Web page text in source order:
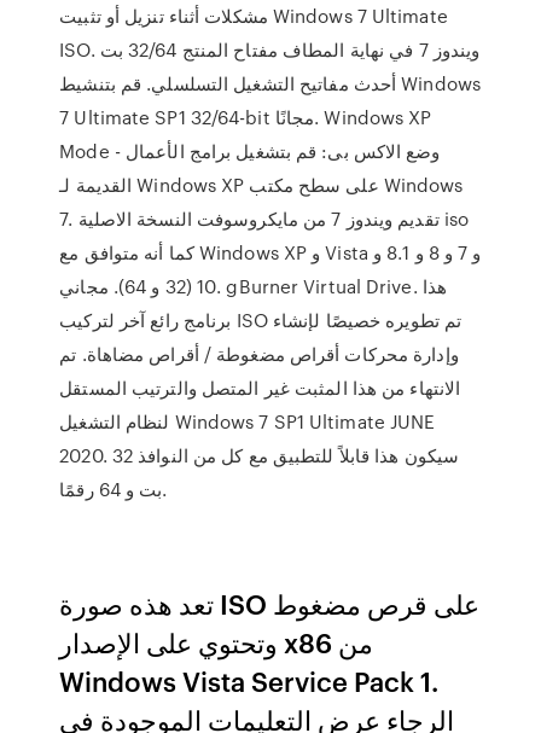
مشكلات أثناء تنزيل أو تثبيت Windows 7 Ultimate
ISO. ويندوز 7 في نهاية المطاف مفتاح المنتج 32/64 بت
أحدث مفاتيح التشغيل التسلسلي. قم بتنشيط Windows
7 Ultimate SP1 32/64-bit مجانًا. Windows XP
Mode - وضع الاكس بى: قم بتشغيل برامج الأعمال
القديمة لـ Windows XP على سطح مكتب Windows
7. تقديم ويندوز 7 من مايكروسوفت النسخة الاصلية iso
كما أنه متوافق مع Windows XP و Vista و 7 و 8 و 8.1 و
10 (32 و 64). مجاني. gBurner Virtual Drive. هذا
برنامج رائع آخر لتركيب ISO تم تطويره خصيصًا لإنشاء
وإدارة محركات أقراص مضغوطة / أقراص مضاهاة. تم
الانتهاء من هذا المثبت غير المتصل والترتيب المستقل
لنظام التشغيل Windows 7 SP1 Ultimate JUNE
2020. سيكون هذا قابلاً للتطبيق مع كل من النوافذ 32
بت و 64 رقمًا.
تعد هذه صورة ISO على قرص مضغوط
وتحتوي على الإصدار x86 من
Windows Vista Service Pack 1.
الرجاء عرض التعليمات الموجودة في